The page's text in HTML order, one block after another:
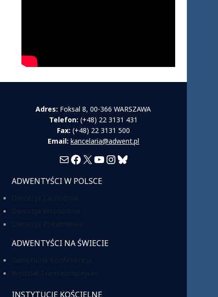
Adres: Foksal 8, 00-366 WARSZAWA
Telefon: (+48) 22 3131 431
Fax: (+48) 22 3131 500
Email: kancelaria@adwent.pl
MailFacebook
X YouTube
Instagram
Bluesky
ADWENTYŚCI W POLSCE
ADWENTYŚCI NA ŚWIECIE
INSTYTUCJE KOŚCIELNE